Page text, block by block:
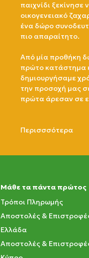
παιχνίδι ξεκίνησε
οικογενειακό
ένα δώρο
πιο απαραίτητο.
Από μία προθήκη
πρώτο κατάστημα
δημιουργήσαμε
την προσοχή μας
πρώτα άρεσαν σε
Περισσσότερα
Μάθε τα πάντα πρώτος
Τρόποι Πληρωμής
Αποστολές &
Ελλάδα
Αποστολές &